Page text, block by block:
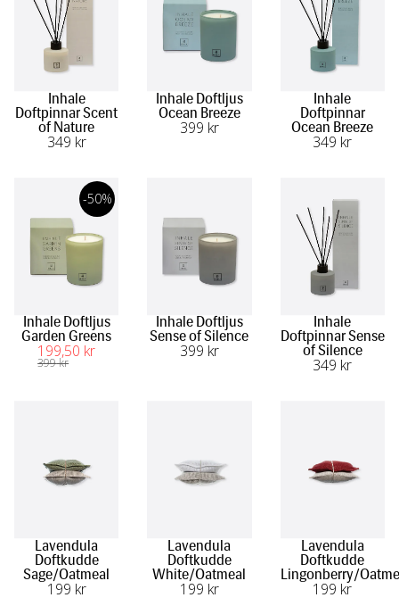
Inhale
Doftpinnar Scent
of Nature
349 kr
Inhale Doftljus
Ocean Breeze
399 kr
Inhale
Doftpinnar
Ocean Breeze
349 kr
Inhale Doftljus
Garden Greens
199,50 kr
399 kr
-50%
Inhale Doftljus
Sense of Silence
399 kr
Inhale
Doftpinnar Sense
of Silence
349 kr
Lavendula
Doftkudde
Sage/Oatmeal
199 kr
Lavendula
Doftkudde
White/Oatmeal
199 kr
Lavendula
Doftkudde
Lingonberry/
199 kr